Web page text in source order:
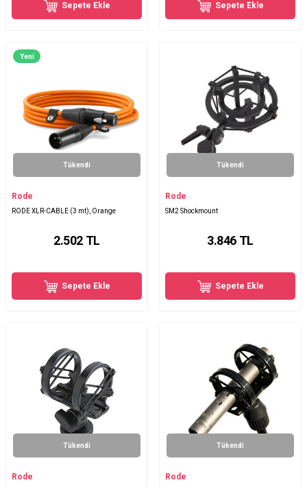
Sepete Ekle Sepete Ekle
Yeni
Tükendi
Rode
RODE XLR-CABLE (3 mt), Orange
2.502 TL
Sepete Ekle
Tükendi
Rode
SM2 Shockmount
3.846 TL
Sepete Ekle
Tükendi
Rode
Tükendi
Rode